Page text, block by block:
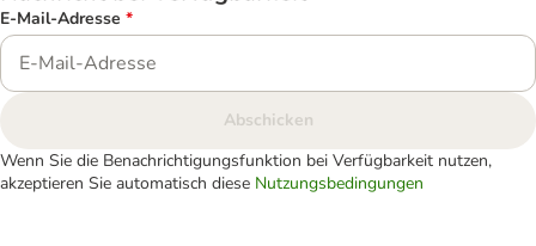
E-Mail-Adresse *
Abschicken
Wenn Sie die Benachrichtigungsfunktion bei Verfügbarkeit nutzen,
akzeptieren Sie automatisch diese Nutzungsbedingungen